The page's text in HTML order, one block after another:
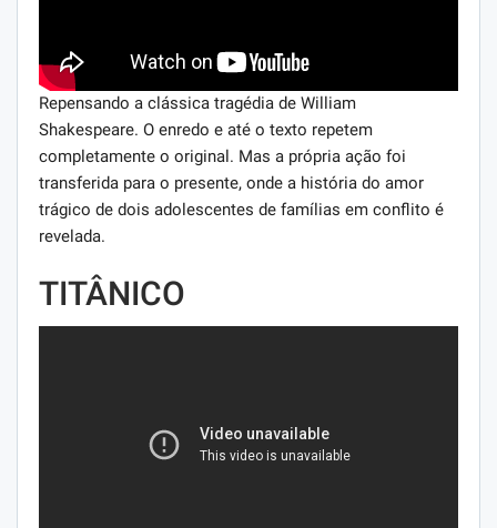
Repensando a clássica tragédia de William
Shakespeare. O enredo e até o texto repetem
completamente o original. Mas a própria ação foi
transferida para o presente, onde a história do amor
trágico de dois adolescentes de famílias em conflito é
revelada.
TITÂNICO